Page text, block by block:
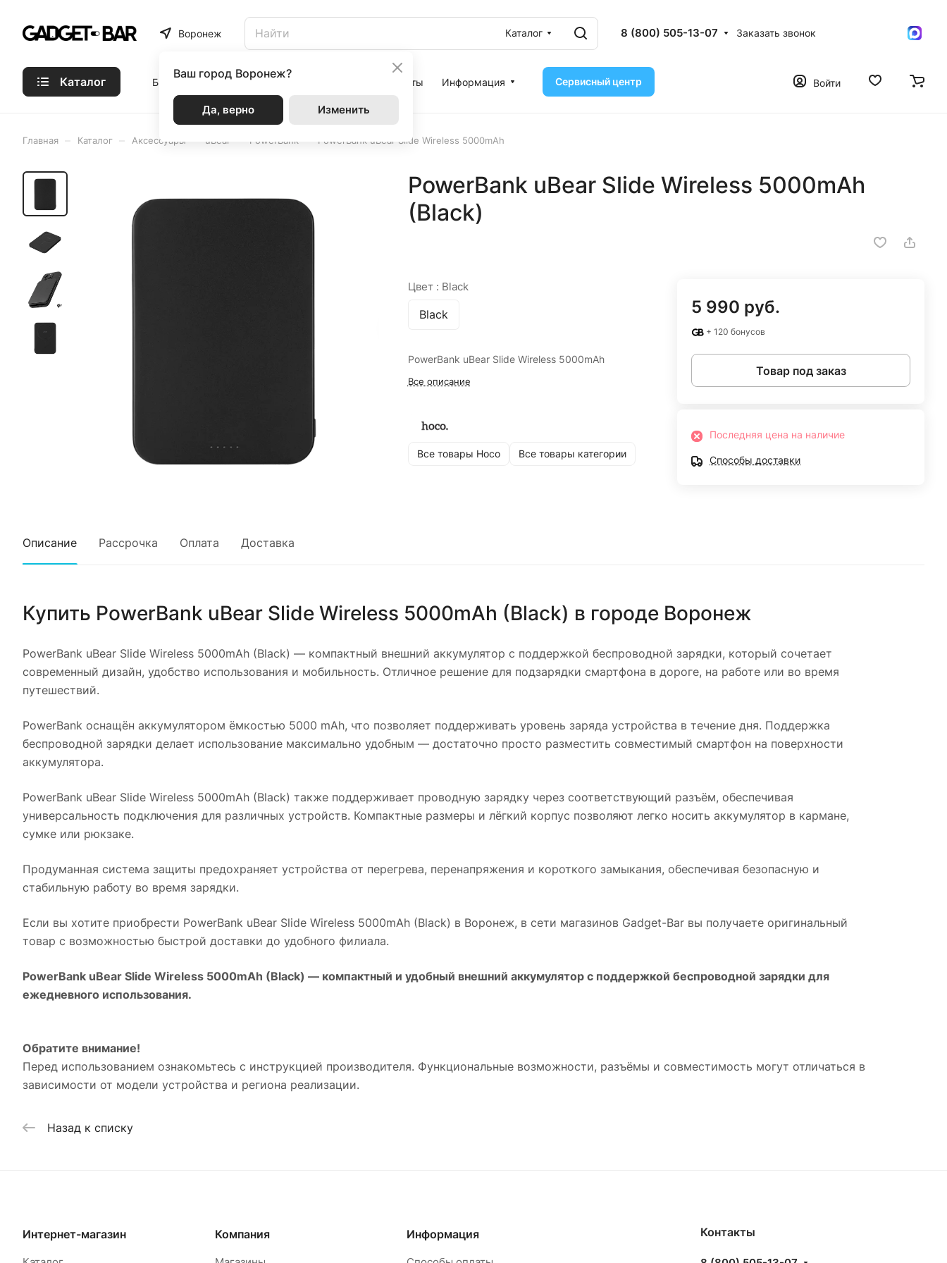
Воронеж
Ваш город Воронеж?
Да, верно Изменить
Каталог 8 (800) 505-13-07 Заказать звонок
Каталог Бренды Статьи Акции Контакты Информация Сервисный центр Войти
Главная Каталог Аксессуары uBear PowerBank PowerBank uBear Slide Wireless 5000mAh
PowerBank uBear Slide Wireless 5000mAh
(Black)
Цвет : Black
Black
PowerBank uBear Slide Wireless 5000mAh
Все описание
Все товары Hoco Все товары категории
5 990 руб.
+ 120 бонусов
Товар под заказ
Последняя цена на наличие
Способы доставки
Описание Рассрочка Оплата Доставка
Купить PowerBank uBear Slide Wireless 5000mAh (Black) в городе Воронеж
PowerBank uBear Slide Wireless 5000mAh (Black) — компактный внешний аккумулятор с поддержкой беспроводной зарядки, который сочетает
современный дизайн, удобство использования и мобильность. Отличное решение для подзарядки смартфона в дороге, на работе или во время
путешествий.
PowerBank оснащён аккумулятором ёмкостью 5000 mAh, что позволяет поддерживать уровень заряда устройства в течение дня. Поддержка
беспроводной зарядки делает использование максимально удобным — достаточно просто разместить совместимый смартфон на поверхности
аккумулятора.
PowerBank uBear Slide Wireless 5000mAh (Black) также поддерживает проводную зарядку через соответствующий разъём, обеспечивая
универсальность подключения для различных устройств. Компактные размеры и лёгкий корпус позволяют легко носить аккумулятор в кармане,
сумке или рюкзаке.
Продуманная система защиты предохраняет устройства от перегрева, перенапряжения и короткого замыкания, обеспечивая безопасную и
стабильную работу во время зарядки.
Если вы хотите приобрести PowerBank uBear Slide Wireless 5000mAh (Black) в Воронеж, в сети магазинов Gadget-Bar вы получаете оригинальный
товар с возможностью быстрой доставки до удобного филиала.
PowerBank uBear Slide Wireless 5000mAh (Black) — компактный и удобный внешний аккумулятор с поддержкой беспроводной зарядки для
ежедневного использования.
Обратите внимание!
Перед использованием ознакомьтесь с инструкцией производителя. Функциональные возможности, разъёмы и совместимость могут отличаться в
зависимости от модели устройства и региона реализации.
Назад к списку
Интернет-магазин Компания Информация Контакты